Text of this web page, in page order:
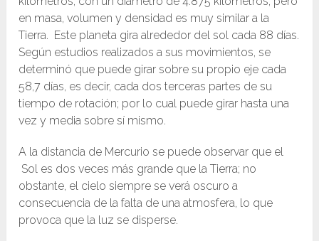
en masa, volumen y densidad es muy similar a la
Tierra. Este planeta gira alrededor del sol cada 88 días.
Según estudios realizados a sus movimientos, se
determinó que puede girar sobre su propio eje cada
58,7 días, es decir, cada dos terceras partes de su
tiempo de rotación; por lo cual puede girar hasta una
vez y media sobre sí mismo.
A la distancia de Mercurio se puede observar que el
Sol es dos veces más grande que la Tierra; no
obstante, el cielo siempre se verá oscuro a
consecuencia de la falta de una atmosfera, lo que
provoca que la luz se disperse.